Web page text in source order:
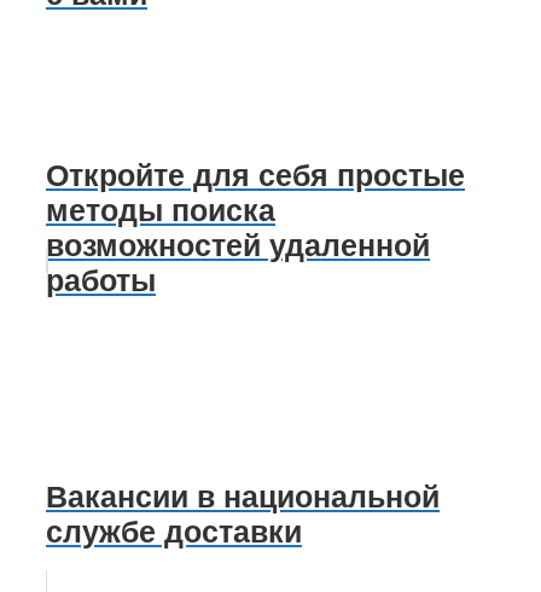
Откройте для себя простые
методы поиска
возможностей удаленной
работы
Вакансии в национальной
службе доставки